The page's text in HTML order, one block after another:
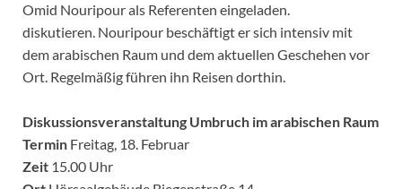
Omid Nouripour als Referenten eingeladen.
diskutieren. Nouripour beschäftigt er sich intensiv mit
dem arabischen Raum und dem aktuellen Geschehen vor
Ort. Regelmäßig führen ihn Reisen dorthin.
Diskussionsveranstaltung Umbruch im arabischen Raum
Termin Freitag, 18. Februar
Zeit 15.00 Uhr